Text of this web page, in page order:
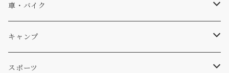
ソックス
雑貨
ステッカー
Db
サーフ
スキー
A-Frame
DOGS
Four My Self
車・バイク
車外
マット、シート
キャンプ
ファニチャー
スポーツ